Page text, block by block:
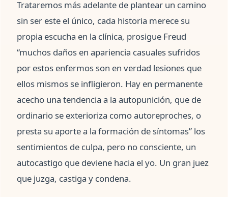
Trataremos más adelante de plantear un camino
sin ser este el único, cada historia merece su
propia escucha en la clínica, prosigue Freud
“muchos daños en apariencia casuales sufridos
por estos enfermos son en verdad lesiones que
ellos mismos se infligieron. Hay en permanente
acecho una tendencia a la autopunición, que de
ordinario se exterioriza como autoreproches, o
presta su aporte a la formación de síntomas” los
sentimientos de culpa, pero no consciente, un
autocastigo que deviene hacia el yo. Un gran juez
que juzga, castiga y condena.